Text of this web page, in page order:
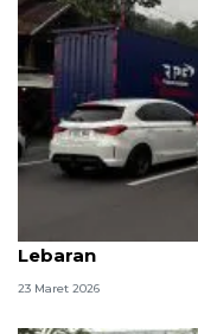
Polda Jabar:
Lebaran
23 Maret 2026